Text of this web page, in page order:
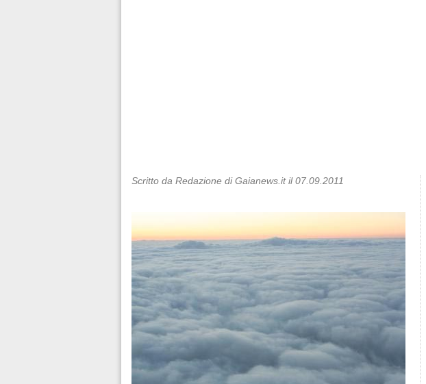
Scritto da Redazione di Gaianews.it il 07.09.2011